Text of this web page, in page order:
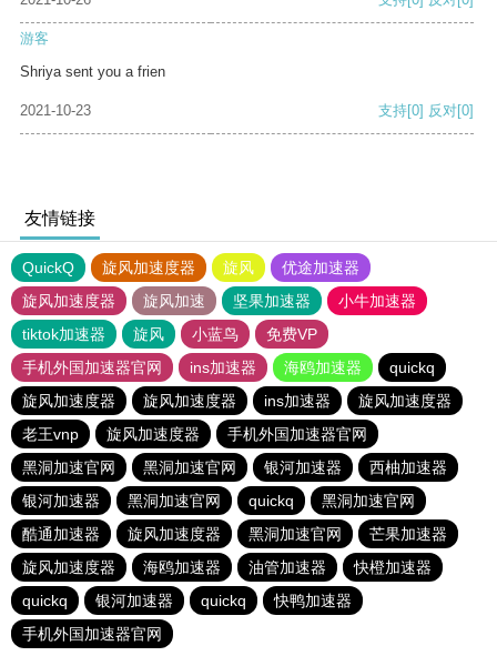
游客
Shriya sent you a frien
2021-10-23 支持[0] 反对[0]
友情链接
QuickQ 旋风加速度器 旋风
优途加速器
旋风加速度器
旋风加速 坚果加速器
小牛加速器
tiktok加速器
旋风 小蓝鸟
免费VP
手机外国加速器官网
ins加速器 海鸥加速器
quickq
旋风加速度器
旋风加速度器 ins加速器
旋风加速度器
老王vnp
旋风加速度器
手机外国加速器官网
黑洞加速官网
黑洞加速官网 银河加速器
西柚加速器
银河加速器
黑洞加速官网 quickq
黑洞加速官网
酷通加速器
旋风加速度器 黑洞加速官网
芒果加速器
旋风加速度器
海鸥加速器 油管加速器
快橙加速器
quickq
银河加速器 quickq
快鸭加速器
手机外国加速器官网